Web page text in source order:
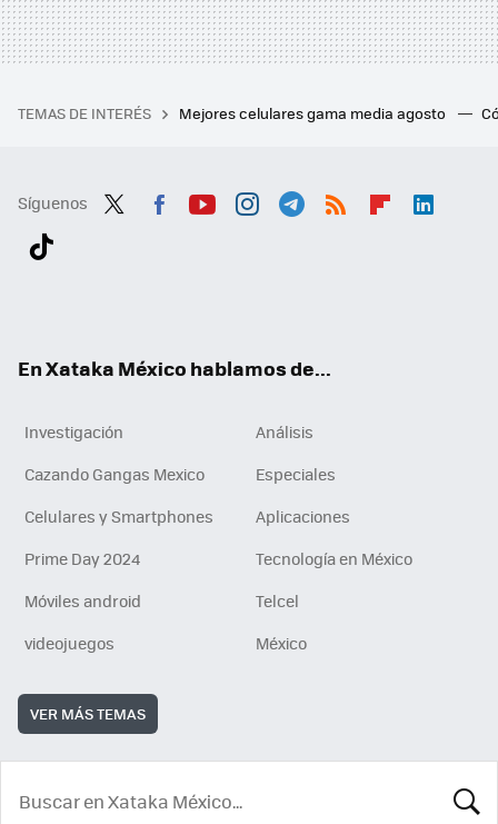
TEMAS DE INTERÉS Mejores celulares gama media agosto
Síguenos
En Xataka México hablamos de...
Investigación
Análisis
Cazando Gangas Mexico
Especiales
Celulares y Smartphones
Aplicaciones
Prime Day 2024
Tecnología en México
Móviles android
Telcel
videojuegos
México
VER MÁS TEMAS